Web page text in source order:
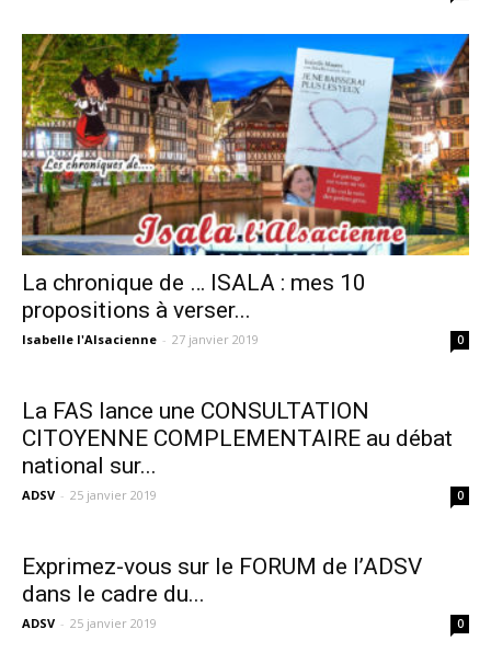
La chronique de … ISALA : mes 10
propositions à verser...
Isabelle l'Alsacienne - 27 janvier 2019 0
La FAS lance une CONSULTATION
CITOYENNE COMPLEMENTAIRE au débat
national sur...
ADSV - 25 janvier 2019 0
Exprimez-vous sur le FORUM de l’ADSV
dans le cadre du...
ADSV - 25 janvier 2019 0